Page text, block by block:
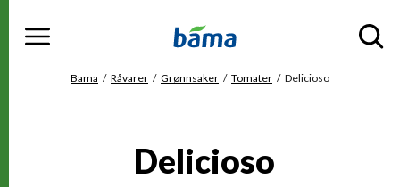
Meny
Du er her
Bama Råvarer Grønnsaker Tomater Delicioso
Delicioso